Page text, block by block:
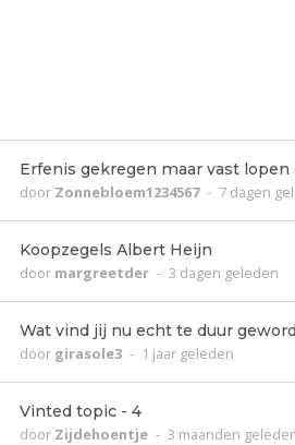
Erfenis gekregen maar vast lopen
door Zonnebloem1234567 - 7 dagen
Koopzegels Albert Heijn
door margreetder - 3 dagen geleden
Wat vind jij nu echt te duur
door girasole3 - 1 jaar geleden
Vinted topic - 4
door Zijdehoentje - 3 maanden